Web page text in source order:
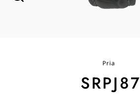
Pria
SRPJ87